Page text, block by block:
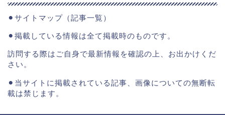
⚫︎ サイトマップ（記事一覧）
⚫︎掲載している情報は全て掲載時のものです。
訪問する際はご自身で最新情報を確認の上、お出かけくだ
さい。
⚫︎当サイトに掲載されている記事、画像についての無断転
載は禁じます。